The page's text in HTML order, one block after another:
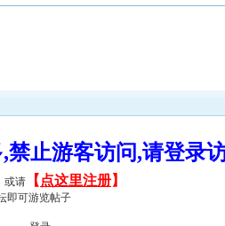
,禁止游客访问,请登
或请 【 点这里注册】
即可游览帖子